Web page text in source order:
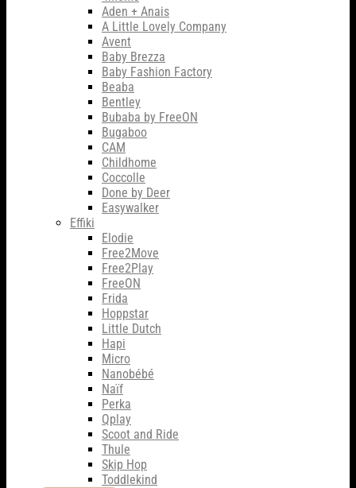
Aden + Anais
A Little Lovely Company
Avent
Baby Brezza
Baby Fashion Factory
Beaba
Bentley
Bubaba by FreeON
Bugaboo
CAM
Childhome
Coccolle
Done by Deer
Easywalker
Effiki
Elodie
Free2Move
Free2Play
FreeON
Frida
Hoppstar
Little Dutch
Hapi
Micro
Nanobébé
Naïf
Perka
Qplay
Scoot and Ride
Thule
Skip Hop
Toddlekind